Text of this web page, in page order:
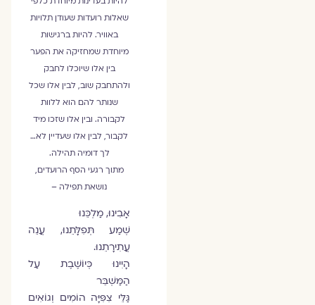
שאלות רועדות שעודן תלויות
באוויר. להיות ברגישות
מיוחדת שמחזיקה את הפער
בין אלו שיוכלו לחבק
ולהתחבק שוב, לבין אלו שכל
שנותר להם הוא ללוות
לקבורה. ובין אלו שזכו מיד
לקבור, לבין אלו שעדיין לא…
לך דומיה תהילה.
מתוך רגעי הסף הרועדים,
נושאת תפילה –
אָבִינוּ, מַלְכֵּנוּ
שְׁמַע תְּפִלָּתֵנוּ, עֲנֵה
עֲתִירָתֵנוּ.
הָיִינוּ כְּיוֹשֶׁבֶת עַל
הַמַּשְׁבֵּר
גַּלֵּי צִפִּיָּה הוֹמִים וְגוֹאִים